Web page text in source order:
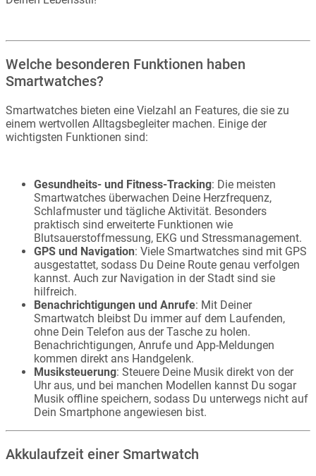
Welche besonderen Funktionen haben
Smartwatches?
Smartwatches bieten eine Vielzahl an Features, die sie zu
einem wertvollen Alltagsbegleiter machen. Einige der
wichtigsten Funktionen sind:
Gesundheits- und Fitness-Tracking: Die meisten
Smartwatches überwachen Deine Herzfrequenz,
Schlafmuster und tägliche Aktivität. Besonders
praktisch sind erweiterte Funktionen wie
Blutsauerstoffmessung, EKG und Stressmanagement.
GPS und Navigation: Viele Smartwatches sind mit GPS
ausgestattet, sodass Du Deine Route genau verfolgen
kannst. Auch zur Navigation in der Stadt sind sie
hilfreich.
Benachrichtigungen und Anrufe: Mit Deiner
Smartwatch bleibst Du immer auf dem Laufenden,
ohne Dein Telefon aus der Tasche zu holen.
Benachrichtigungen, Anrufe und App-Meldungen
kommen direkt ans Handgelenk.
Musiksteuerung: Steuere Deine Musik direkt von der
Uhr aus, und bei manchen Modellen kannst Du sogar
Musik offline speichern, sodass Du unterwegs nicht auf
Dein Smartphone angewiesen bist.
Akkulaufzeit einer Smartwatch